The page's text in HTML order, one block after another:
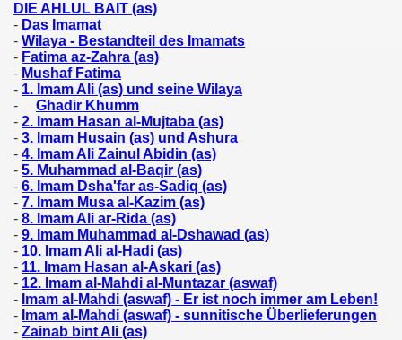
DIE AHLUL BAIT (as)
- Das Imamat
- Wilaya - Bestandteil des Imamats
- Fatima az-Zahra (as)
- Mushaf Fatima
- 1. Imam Ali (as) und seine Wilaya
- Ghadir Khumm
- 2. Imam Hasan al-Mujtaba (as)
- 3. Imam Husain (as) und Ashura
- 4. Imam Ali Zainul Abidin (as)
- 5. Muhammad al-Baqir (as)
- 6. Imam Dsha'far as-Sadiq (as)
- 7. Imam Musa al-Kazim (as)
- 8. Imam Ali ar-Rida (as)
- 9. Imam Muhammad al-Dshawad (as)
- 10. Imam Ali al-Hadi (as)
- 11. Imam Hasan al-Askari (as)
- 12. Imam al-Mahdi al-Muntazar (aswaf)
- Imam al-Mahdi (aswaf) - Er ist noch immer am Leben!
- Imam al-Mahdi (aswaf) - sunnitische Überlieferungen
- Zainab bint Ali (as)